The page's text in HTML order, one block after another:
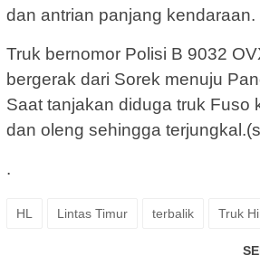
dan antrian panjang kendaraan.
Truk bernomor Polisi B 9032
bergerak dari Sorek menuju
Saat tanjakan diduga truk Fuso
dan oleng sehingga
.
HL Lintas Timur terbalik Truk